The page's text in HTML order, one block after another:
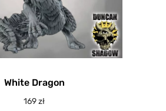
White Dragon
169zł